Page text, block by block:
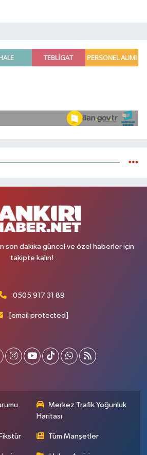
son dakika güncel ve özel haberler için
takipte kalın!
0505 917 31 89
[email protected]
Merkez Trafik Yoğunluk
Haritası
Tüm Manşetler